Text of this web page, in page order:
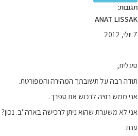
תגובות:
ANAT LISSAK
7 יולי, 2012
סיגלית,
תודה רבה על תשובתך המהירה והמפורטת.
אני ממש רוצה לרכוש את ספרך.
אני לא משערת שהוא ניתן לרכישה בארה"ב. נכון?
ענת